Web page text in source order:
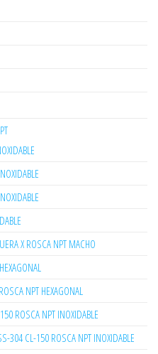
X ROSCA NPT MACHO
NPT HEXAGONAL
ROSCA NPT INOXIDABLE
304 CL-150 ROSCA NPT INOXIDABLE